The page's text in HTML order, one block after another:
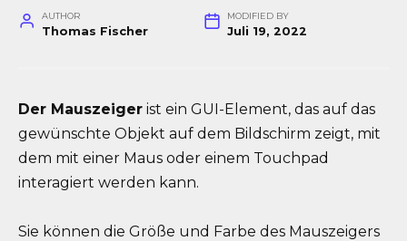
AUTHOR
Thomas Fischer
MODIFIED BY
Juli 19, 2022
Der Mauszeiger ist ein GUI-Element, das auf das
gewünschte Objekt auf dem Bildschirm zeigt, mit
dem mit einer Maus oder einem Touchpad
interagiert werden kann.
Sie können die Größe und Farbe des Mauszeigers